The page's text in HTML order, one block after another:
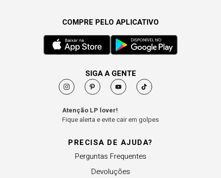
PRECISA DE AJUDA?
Perguntas Frequentes
Devoluções
COMPRE PELO APLICATIVO
SIGA A GENTE
Atenção LP lover!
Fique alerta e evite cair em golpes